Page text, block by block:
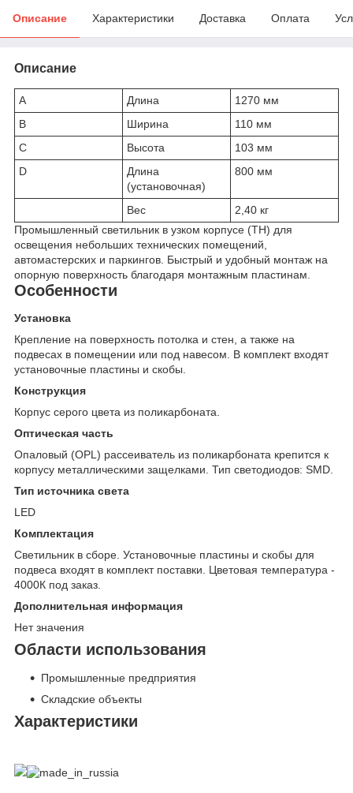
Описание Характеристики Доставка Оплата
Описание
A Длина
1270 мм
B
Ширина
110 мм
C
Высота
103 мм
D
Длина
(установочная)
800 мм
Вес
2,40 кг
Промышленный светильник в узком корпусе (TH) для
освещения небольших технических помещений,
автомастерских и паркингов. Быстрый и удобный монтаж на
опорную поверхность благодаря монтажным пластинам.
Особенности
Установка
Крепление на поверхность потолка и стен, а также на
подвесах в помещении или под навесом. В комплект входят
установочные пластины и скобы.
Конструкция
Корпус серого цвета из поликарбоната.
Оптическая часть
Опаловый (OPL) рассеиватель из поликарбоната крепится к
корпусу металлическими защелками. Тип светодиодов: SMD.
Тип источника света
LED
Комплектация
Светильник в сборе. Установочные пластины и скобы для
подвеса входят в комплект поставки. Цветовая температура -
4000К под заказ.
Дополнительная информация
Нет значения
Области использования
Промышленные предприятия
Складские объекты
Характеристики